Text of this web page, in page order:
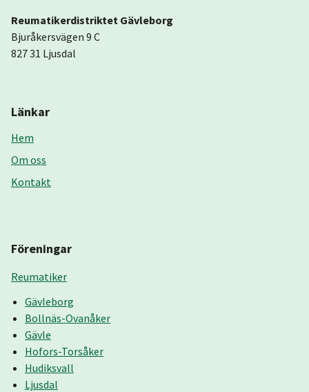
Reumatikerdistriktet Gävleborg
Bjuråkersvägen 9 C
827 31 Ljusdal
Länkar
Hem
Om oss
Kontakt
Föreningar
Reumatiker
Gävleborg
Bollnäs-Ovanåker
Gävle
Hofors-Torsåker
Hudiksvall
Ljusdal